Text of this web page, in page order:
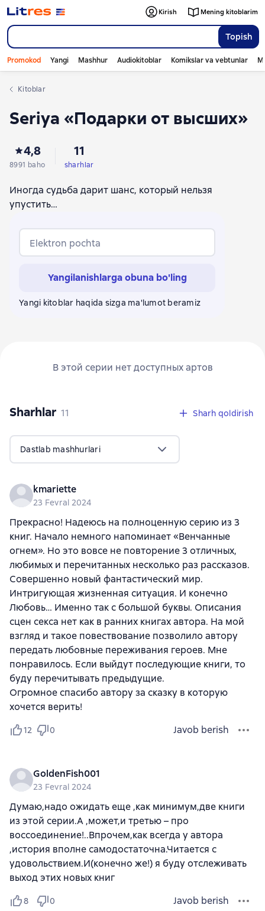
Topish
Kirish Mening kitoblarim
Promokod Yangi Mashhur Audiokitoblar Komikslar va vebtunlar
Kitoblar
Seriya «Подарки от высших»
4,8
8991 baho
11
sharhlar
Иногда судьба дарит шанс, который нельзя
упустить…
Elektron pochta
Yangilanishlarga obuna bo'ling
Yangi kitoblar haqida sizga ma'lumot beramiz
В этой серии нет доступных артов
Sharhlar 11 sharhlar
11 Sharh qoldirish
Dastlab mashhurlari
kmariette
23 Fevral 2024
Прекрасно! Надеюсь на полноценную серию из 3
книг. Начало немного напоминает «Венчанные
огнем». Но это вовсе не повторение 3 отличных,
любимых и перечитанных несколько раз рассказов.
Совершенно новый фантастический мир.
Интригующая жизненная ситуация. И конечно
Любовь… Именно так с большой буквы. Описания
сцен секса нет как в ранних книгах автора. На мой
взгляд и такое повествование позволило автору
передать любовные переживания героев. Мне
понравилось. Если выйдут последующие книги, то
буду перечитывать предыдущие.
Огромное спасибо автору за сказку в которую
хочется верить!
12 0 Javob berish
GoldenFish001
23 Fevral 2024
Думаю,надо ожидать еще ,как минимум,две книги
из этой серии.А ,может,и третью – про
воссоединение!..Впрочем,как всегда у автора
,история вполне самодостаточна.Читается с
удовольствием.И(конечно же!) я буду отслеживать
выход этих новых книг
8 0 Javob berish